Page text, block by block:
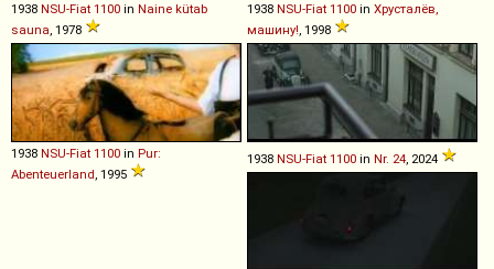
1938 NSU-Fiat 1100 in Naine kütab
sauna, 1978
1938 NSU-Fiat 1100 in Хрусталёв,
машину!, 1998
1938 NSU-Fiat 1100 in Pur:
Abenteuerland, 1995
1938 NSU-Fiat 1100 in Nr. 24, 2024